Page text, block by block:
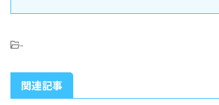
-
関連記事